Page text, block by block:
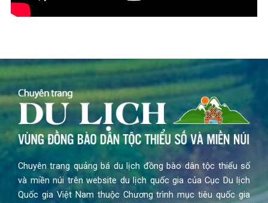
Chuyên trang quảng bá du lịch đồng bào dân tộc thiểu số
và miền núi trên website du lịch quốc gia của Cục Du lịch
Quốc gia Việt Nam thuộc Chương trình mục tiêu quốc gia